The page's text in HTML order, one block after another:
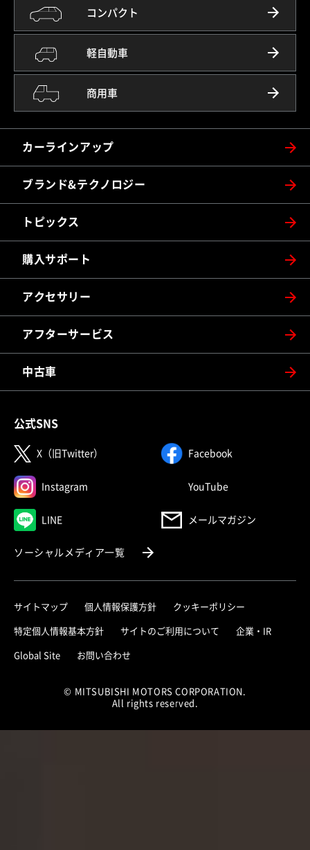
コンパクト
軽自動車
商用車
カーラインアップ
ブランド&テクノロジー
トピックス
購入サポート
アクセサリー
アフターサービス
中古車
公式SNS
X（旧Twitter） （別ウィンドウで開く）Facebook（別ウィンドウ
Instagram （別ウィンドウで開く）YouTube（別ウィンドウで
LINE（別ウィンドウで開く） メールマガジン
ソーシャルメディア一覧（別ウィンドウで開く）
サイトマップ 個人情報保護方針 クッキーポリシー
特定個人情報基本方針 サイトのご利用について 企業・IR（別ウィ
Global Site（別ウィンドウで開く）
お問い合わせ
© MITSUBISHI MOTORS CORPORATION.
All rights reserved.